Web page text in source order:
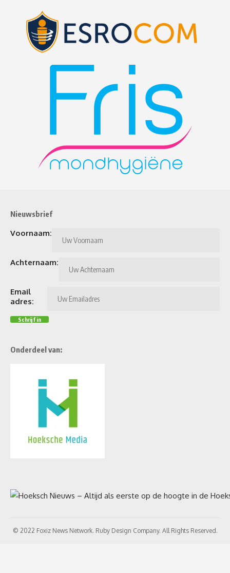
Nieuwsbrief
Voornaam:
Achternaam:
Email
adres:
Onderdeel van:
© 2022 Foxiz News Network. Ruby Design Company. All Rights Reserved.